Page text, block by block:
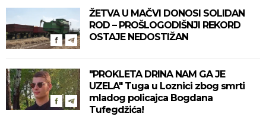
ŽETVA U MAČVI DONOSI SOLIDAN
ROD – PROŠLOGODIŠNJI REKORD
OSTAJE NEDOSTIŽAN
"PROKLETA DRINA NAM GA JE
UZELA" Tuga u Loznici zbog smrti
mladog policajca Bogdana
Tufegdžića!